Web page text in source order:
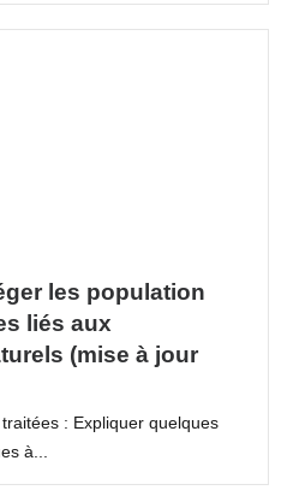
les population
liés aux
(mise à jour
: Expliquer quelques
à...